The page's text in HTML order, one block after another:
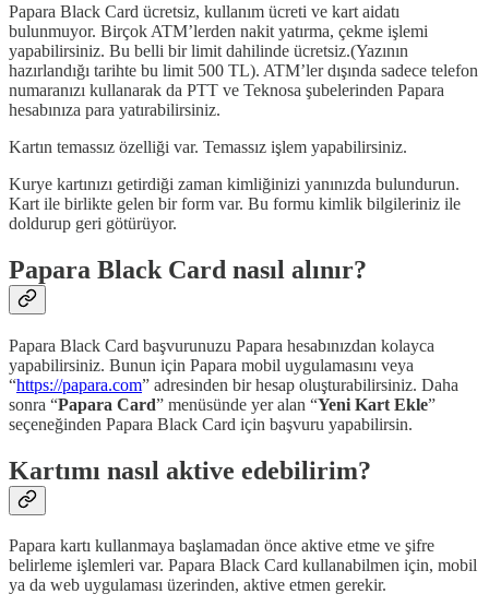
Papara Black Card ücretsiz, kullanım ücreti ve kart aidatı
bulunmuyor. Birçok ATM’lerden nakit yatırma, çekme işlemi
yapabilirsiniz. Bu belli bir limit dahilinde ücretsiz.(Yazının
hazırlandığı tarihte bu limit 500 TL). ATM’ler dışında sadece telefon
numaranızı kullanarak da PTT ve Teknosa şubelerinden Papara
hesabınıza para yatırabilirsiniz.
Kartın temassız özelliği var. Temassız işlem yapabilirsiniz.
Kurye kartınızı getirdiği zaman kimliğinizi yanınızda bulundurun.
Kart ile birlikte gelen bir form var. Bu formu kimlik bilgileriniz ile
doldurup geri götürüyor.
Papara Black Card nasıl alınır?
Papara Black Card başvurunuzu Papara hesabınızdan kolayca
yapabilirsiniz. Bunun için Papara mobil uygulamasını veya
“https://papara.com” adresinden bir hesap oluşturabilirsiniz. Daha
sonra “Papara Card” menüsünde yer alan “Yeni Kart Ekle”
seçeneğinden Papara Black Card için başvuru yapabilirsin.
Kartımı nasıl aktive edebilirim?
Papara kartı kullanmaya başlamadan önce aktive etme ve şifre
belirleme işlemleri var. Papara Black Card kullanabilmen için, mobil
ya da web uygulaması üzerinden, aktive etmen gerekir.